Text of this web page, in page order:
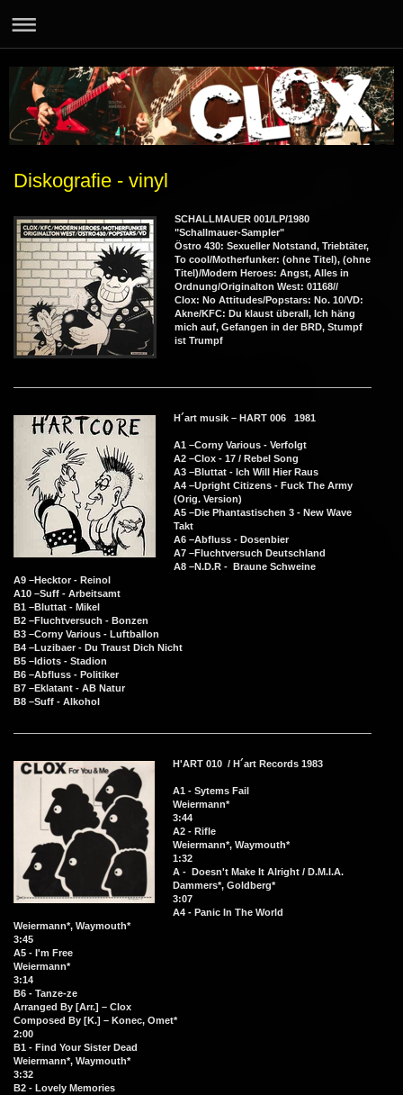
Diskografie - vinyl
SCHALLMAUER 001/LP/1980
"Schallmauer-Sampler"
Östro 430: Sexueller Notstand, Triebtäter,
To cool/Motherfunker: (ohne Titel), (ohne
Titel)/Modern Heroes: Angst, Alles in
Ordnung/Originalton West: 01168//
Clox: No Attitudes/Popstars: No. 10/VD:
Akne/KFC: Du klaust überall, Ich häng
mich auf, Gefangen in der BRD, Stumpf
ist Trumpf
H´art musik ‎– HART 006 1981
A1 –Corny Various - Verfolgt
A2 –Clox - 17 / Rebel Song
A3 –Bluttat - Ich Will Hier Raus
A4 –Upright Citizens - Fuck The Army
(Orig. Version)
A5 –Die Phantastischen 3 - New Wave
Takt
A6 –Abfluss - Dosenbier
A7 –Fluchtversuch Deutschland
A8 –N.D.R - Braune Schweine
A9 –Hecktor - Reinol
A10 –Suff - Arbeitsamt
B1 –Bluttat - Mikel
B2 –Fluchtversuch - Bonzen
B3 –Corny Various - Luftballon
B4 –Luzibaer - Du Traust Dich Nicht
B5 –Idiots - Stadion
B6 –Abfluss - Politiker
B7 –Eklatant - AB Natur
B8 –Suff - Alkohol
H'ART 010 / H´art Records 1983
A1 - Sytems Fail
Weiermann*
3:44
A2 - Rifle
Weiermann*, Waymouth*
1:32
A - Doesn't Make It Alright / D.M.I.A.
Dammers*, Goldberg*
3:07
A4 - Panic In The World
Weiermann*, Waymouth*
3:45
A5 - I'm Free
Weiermann*
3:14
B6 - Tanze-ze
Arranged By [Arr.] – Clox
Composed By [K.] – Konec, Omet*
2:00
B1 - Find Your Sister Dead
Weiermann*, Waymouth*
3:32
B2 - Lovely Memories